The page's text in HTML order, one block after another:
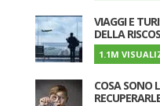
VIAGGI E
DELLA
1.1M
COSA SONO